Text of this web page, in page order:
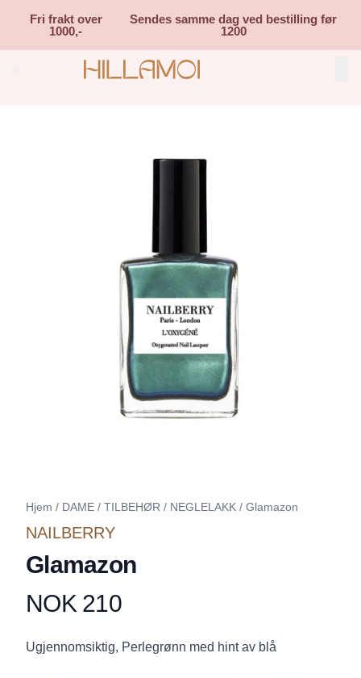
Fri frakt over
1000,-
Sendes samme dag ved bestilling før
1200
Search (⌘K)
Hjem / DAME / TILBEHØR / NEGLELAKK / Glamazon
NAILBERRY
Glamazon
Produktdetaljer
NOK 210
Description
Ugjennomsiktig, Perlegrønn med hint av blå